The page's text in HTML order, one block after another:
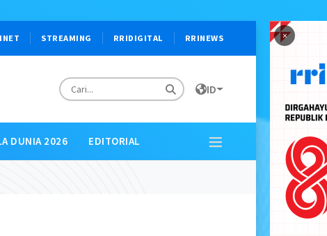
×
STREAMING RRIDIGITAL RRINEWS
ID
DUNIA 2026 EDITORIAL